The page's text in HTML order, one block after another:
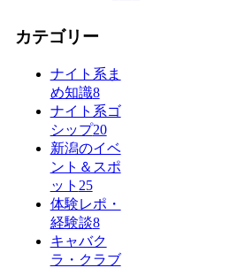
カテゴリー
ナイト系ま
め知識8
ナイト系ゴ
シップ20
新潟のイベ
ント＆スポ
ット 25
体験レポ・
経験談8
キャバク
ラ・クラブ